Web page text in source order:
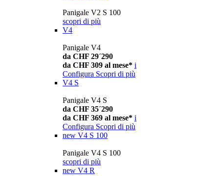
Panigale V2 S 100
scopri di più
V4
Panigale V4
da CHF 29´290
da CHF 309 al mese* i
Configura Scopri di più
V4 S
Panigale V4 S
da CHF 35´290
da CHF 369 al mese* i
Configura Scopri di più
new V4 S 100
Panigale V4 S 100
scopri di più
new V4 R